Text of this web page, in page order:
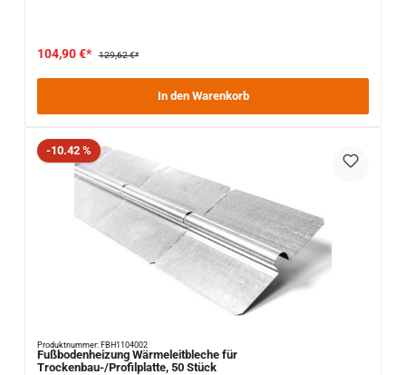
104,90 €* 129,62 €*
In den Warenkorb
Rabatt
-10.42 %
Produktnummer: FBH1104002
Fußbodenheizung Wärmeleitbleche für
Trockenbau-/Profilplatte, 50 Stück